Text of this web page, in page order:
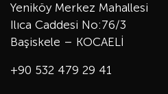
Yeniköy Merkez Mahallesi
Ilıca Caddesi No:76/3
Başiskele – KOCAELİ
+90 532 479 29 41